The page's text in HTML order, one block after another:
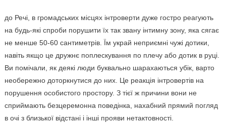
до Речі, в громадських місцях інтроверти дуже гостро реагують
на будь-які спроби порушити їх так звану інтимну зону, яка сягає
не менше 50-60 сантиметрів. Їм украй неприємні чужі дотики,
навіть якщо це дружнє поплескування по плечу або дотик в руці.
Ви помічали, як деякі люди буквально шарахаються убік, варто
необережно доторкнутися до них. Це реакція інтровертів на
порушення особистого простору. З тієї ж причини вони не
сприймають безцеремонна поведінка, нахабний прямий погляд
в очі з близької відстані і інші прояви нетактовності.